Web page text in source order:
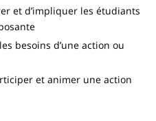
et d’impliquer les étudiants
besoins d’une action ou
et animer une action